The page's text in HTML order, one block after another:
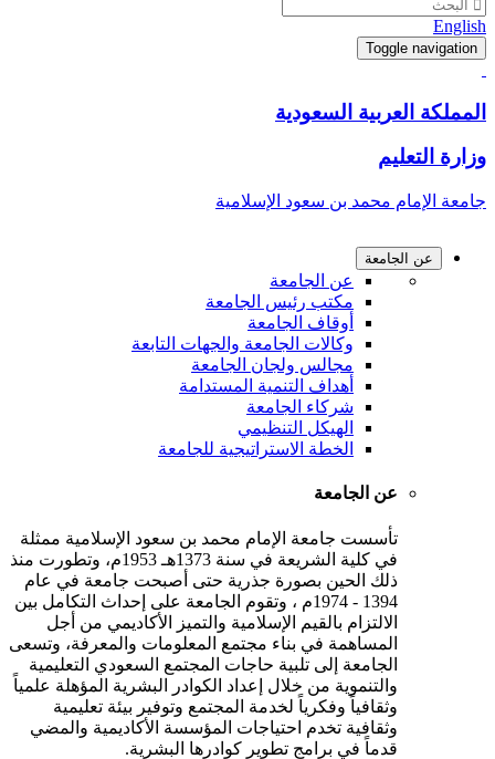
English
Toggle navigation
المملكة العربية السعودية
وزارة التعليم
جامعة الإمام محمد بن سعود الإسلامية
عن الجامعة
عن الجامعة
مكتب رئيس الجامعة
أوقاف الجامعة
وكالات الجامعة والجهات التابعة
مجالس ولجان الجامعة
أهداف التنمية المستدامة
شركاء الجامعة
الهيكل التنظيمي
الخطة الاستراتيجية للجامعة
عن الجامعة
تأسست جامعة الإمام محمد بن سعود الإسلامية ممثلة
في كلية الشريعة في سنة 1373هـ 1953م، وتطورت منذ
ذلك الحين بصورة جذرية حتى أصبحت جامعة في عام
1394 - 1974م ، وتقوم الجامعة على إحداث التكامل بين
الالتزام بالقيم الإسلامية والتميز الأكاديمي من أجل
المساهمة في بناء مجتمع المعلومات والمعرفة، وتسعى
الجامعة إلى تلبية حاجات المجتمع السعودي التعليمية
والتنموية من خلال إعداد الكوادر البشرية المؤهلة علمياً
وثقافياً وفكرياً لخدمة المجتمع وتوفير بيئة تعليمية
وثقافية تخدم احتياجات المؤسسة الأكاديمية والمضي
قدماً في برامج تطوير كوادرها البشرية.